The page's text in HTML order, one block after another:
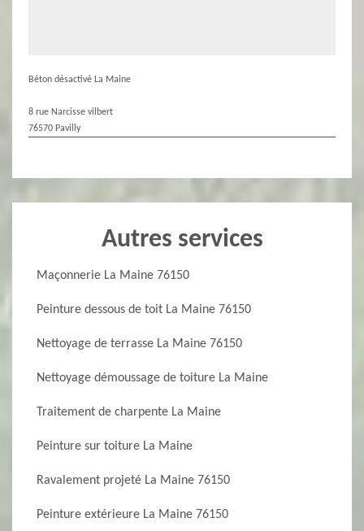
Béton désactivé La Maine
8 rue Narcisse vilbert
76570 Pavilly
Autres services
Maçonnerie La Maine 76150
Peinture dessous de toit La Maine 76150
Nettoyage de terrasse La Maine 76150
Nettoyage démoussage de toiture La Maine
Traitement de charpente La Maine
Peinture sur toiture La Maine
Ravalement projeté La Maine 76150
Peinture extérieure La Maine 76150